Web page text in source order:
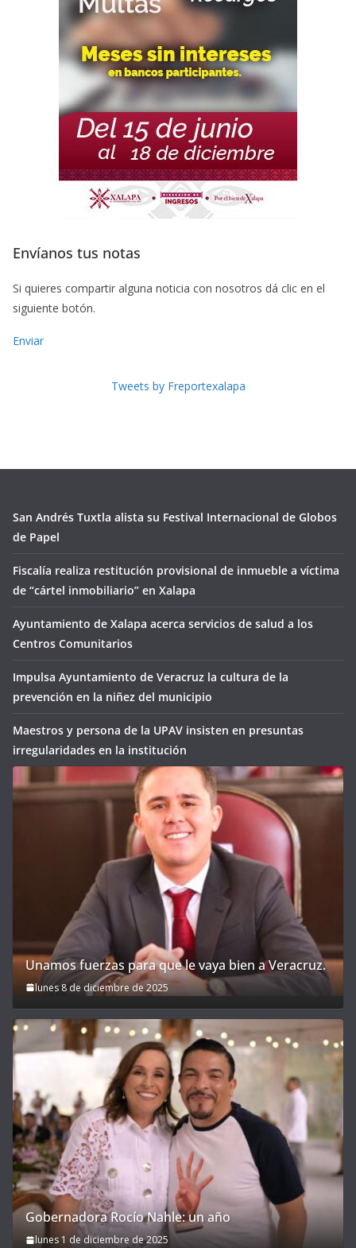
Envíanos tus notas
Si quieres compartir alguna noticia con nosotros dá clic en el
siguiente botón.
Enviar
Tweets by Freportexalapa
San Andrés Tuxtla alista su Festival Internacional de Globos
de Papel
Fiscalía realiza restitución provisional de inmueble a víctima
de “cártel inmobiliario” en Xalapa
Ayuntamiento de Xalapa acerca servicios de salud a los
Centros Comunitarios
Impulsa Ayuntamiento de Veracruz la cultura de la
prevención en la niñez del municipio
Maestros y persona de la UPAV insisten en presuntas
irregularidades en la institución
Unamos fuerzas para que le vaya bien a Veracruz.
lunes 8 de diciembre de 2025
Gobernadora Rocío Nahle: un año
lunes 1 de diciembre de 2025